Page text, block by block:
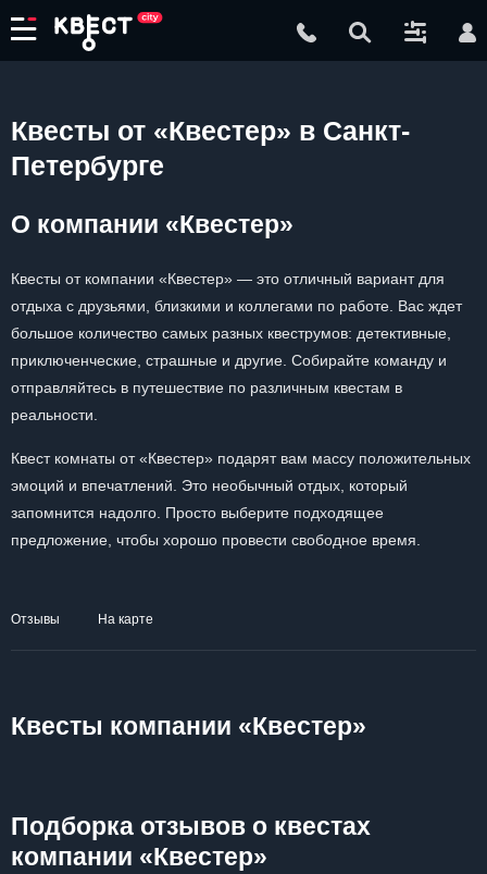
Квесты от «Квестер» в Санкт-
Петербурге
О компании «Квестер»
Квесты от компании «Квестер» — это отличный вариант для
отдыха с друзьями, близкими и коллегами по работе. Вас ждет
большое количество самых разных квеструмов: детективные,
приключенческие, страшные и другие. Собирайте команду и
отправляйтесь в путешествие по различным квестам в
реальности.
Квест комнаты от «Квестер» подарят вам массу положительных
эмоций и впечатлений. Это необычный отдых, который
запомнится надолго. Просто выберите подходящее
предложение, чтобы хорошо провести свободное время.
Отзывы На карте
Квесты компании «Квестер»
Подборка отзывов о квестах
компании «Квестер»